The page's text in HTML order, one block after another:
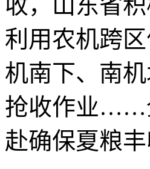
利用农机跨
机南下、南
抢收作业……
赴确保夏粮